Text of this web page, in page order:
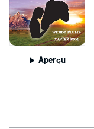
Aperçu